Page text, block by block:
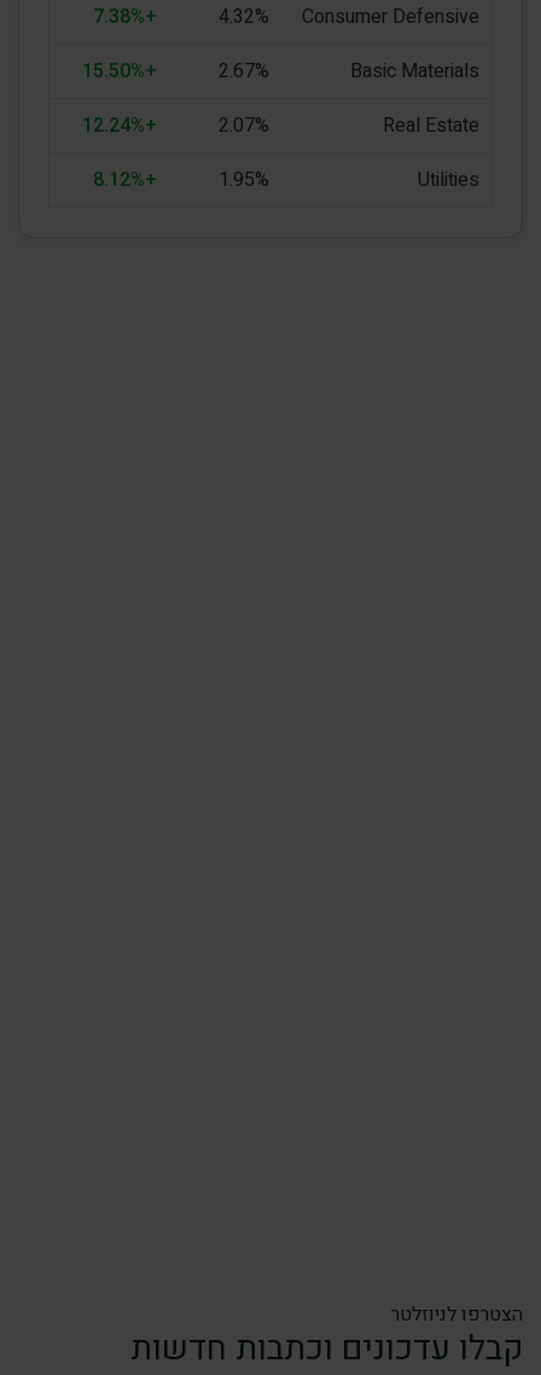
Consumer Defensive
4.32%
+7.38%
Basic Materials
2.67%
+15.50%
Real Estate
2.07%
+12.24%
Utilities
1.95%
+8.12%
הצטרפו לניוזלטר
קבלו עדכונים וכתבות חדשות